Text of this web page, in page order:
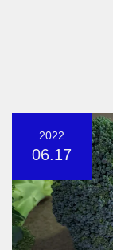
2022
06.17